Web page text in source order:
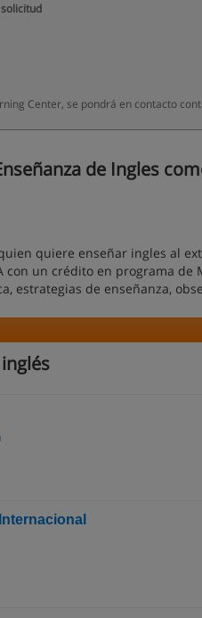
Center, se pondrá en contacto
de Ingles
quiere enseñar ingles al
un crédito en programa de
estrategias de enseñanza,